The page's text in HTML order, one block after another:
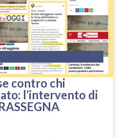
contro chi
l’intervento di